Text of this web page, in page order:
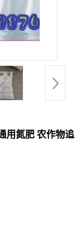
用氮肥 农作物追